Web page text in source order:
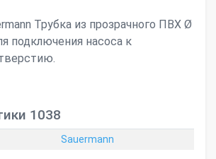
Трубка из прозрачного ПВХ Ø
подключения насоса к
1038
Sauermann